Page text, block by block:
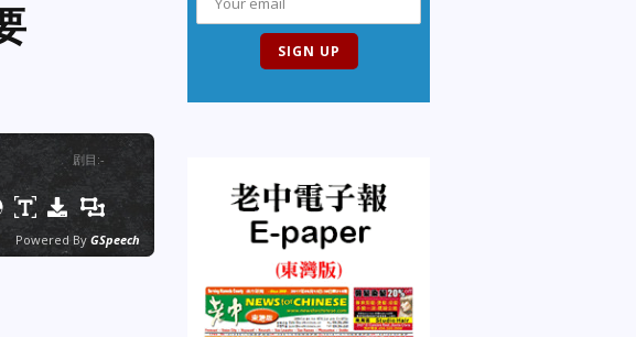
剧目 :-
Powered By GSpeech